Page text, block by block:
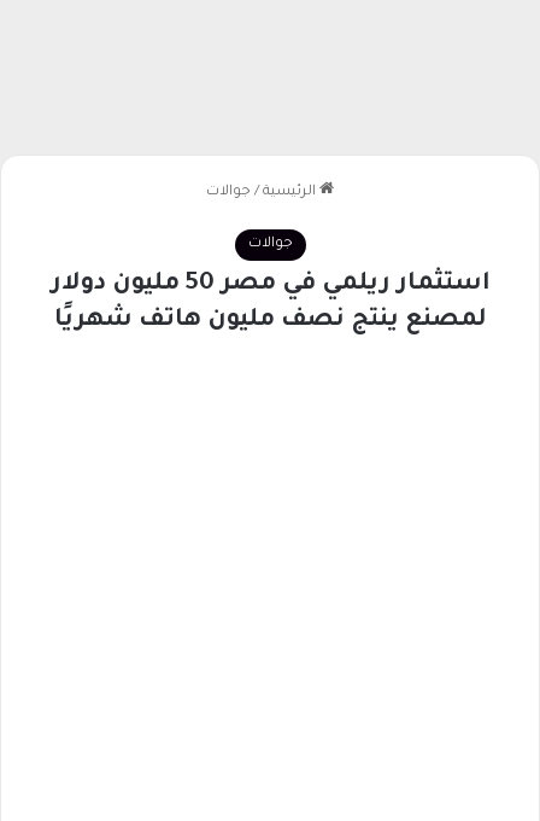
الرئيسية / جوالات
جوالات
استثمار ريلمي في مصر 50 مليون دولار
لمصنع ينتج نصف مليون هاتف شهريًا